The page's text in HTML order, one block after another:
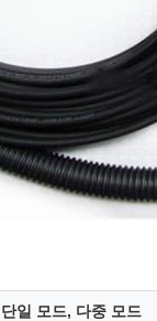
단일 모드, 다중 모드